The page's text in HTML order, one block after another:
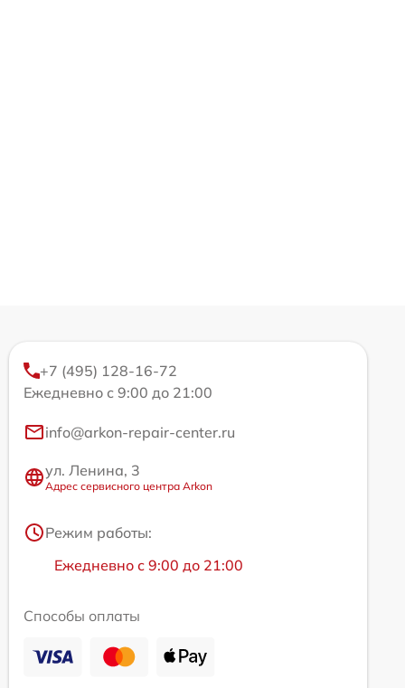
+7 (495) 128-16-72
Ежедневно с 9:00 до 21:00
info@arkon-repair-center.ru
ул. Ленина, 3
Адрес сервисного центра Arkon
Режим работы:
Ежедневно с 9:00 до 21:00
Способы оплаты